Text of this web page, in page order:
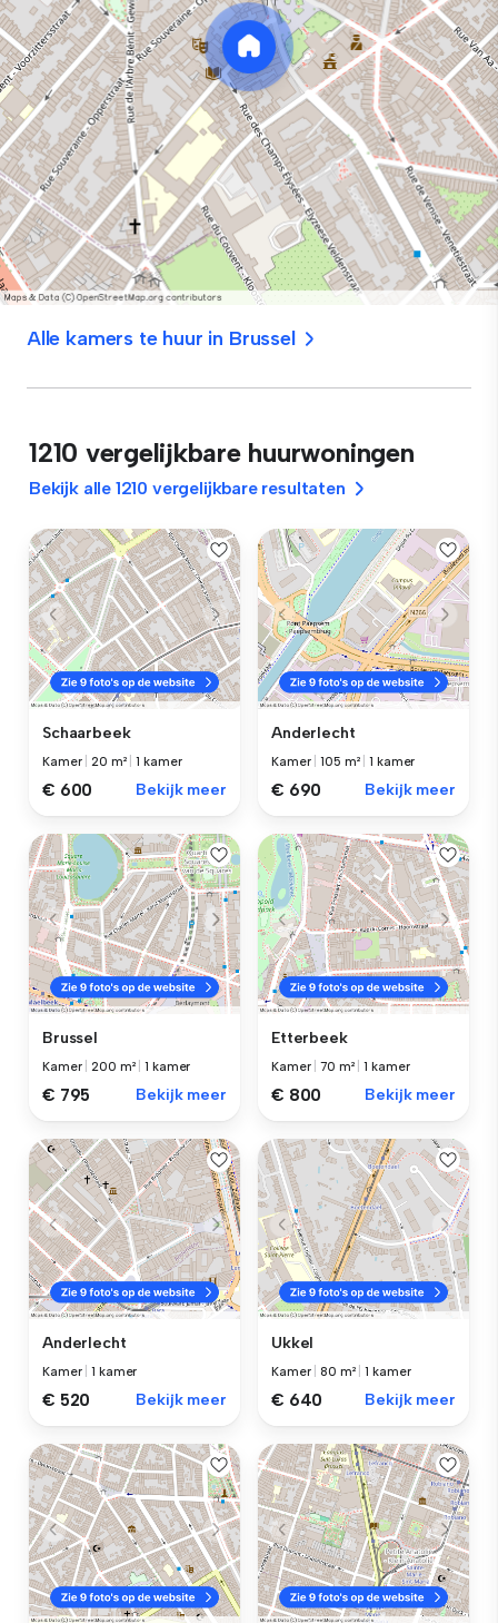
Alle kamers te huur in Brussel
1210 vergelijkbare huurwoningen
Bekijk alle 1210 vergelijkbare resultaten
Schaarbeek
Kamer |20 m² |1 kamer
€ 600 Bekijk meer
Anderlecht
Kamer |105 m² |1 kamer
€ 690 Bekijk meer
Brussel
Kamer |200 m² |1 kamer
€ 795 Bekijk meer
Etterbeek
Kamer |70 m² |1 kamer
€ 800 Bekijk meer
Anderlecht
Kamer |1 kamer
€ 520 Bekijk meer
Ukkel
Kamer |80 m² |1 kamer
€ 640 Bekijk meer